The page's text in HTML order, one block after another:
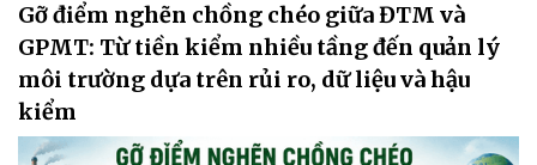
Gỡ điểm nghẽn chồng chéo giữa ĐTM và
GPMT: Từ tiền kiểm nhiều tầng đến quản lý
môi trường dựa trên rủi ro, dữ liệu và hậu
kiểm